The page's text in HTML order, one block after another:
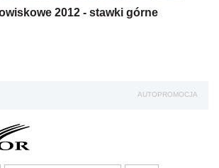
2012 - stawki górne
AUTOPROMOCJA